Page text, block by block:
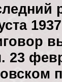
1937
23